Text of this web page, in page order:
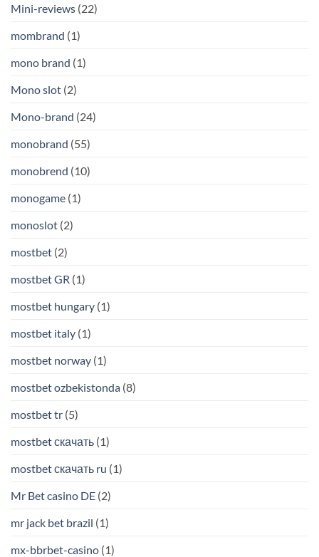
Mini-reviews (22)
mombrand (1)
mono brand (1)
Mono slot (2)
Mono-brand (24)
monobrand (55)
monobrend (10)
monogame (1)
monoslot (2)
mostbet (2)
mostbet GR (1)
mostbet hungary (1)
mostbet italy (1)
mostbet norway (1)
mostbet ozbekistonda (8)
mostbet tr (5)
mostbet скачать (1)
mostbet скачать ru (1)
Mr Bet casino DE (2)
mr jack bet brazil (1)
mx-bbrbet-casino (1)